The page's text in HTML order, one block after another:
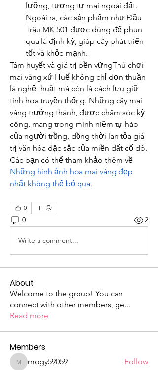
lưỡng, tương tự mai ngoài đất.
Ngoài ra, các sản phẩm như Đầu
Trâu MK 501 được dùng để phun
qua lá định kỳ, giúp cây phát triển
tốt và khỏe mạnh.
Tâm huyết và giá trị bền vữngThú chơi
mai vàng xứ Huế không chỉ đơn thuần
là nghệ thuật mà còn là cách lưu giữ
tinh hoa truyền thống. Những cây mai
vàng trưởng thành, được chăm sóc kỳ
công, mang trong mình niềm tự hào
của người trồng, đồng thời lan tỏa giá
trị văn hóa đặc sắc của miền đất cố đô.
Những hình ảnh hoa mai vàng đẹp
nhất không thể bỏ qua.
0
0 2
Write a comment...
About
Welcome to the group! You can
connect with other members, ge...
Read more
Members
mogy59059
mogy59059
Follow